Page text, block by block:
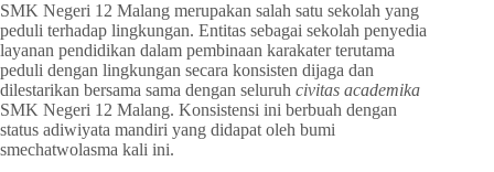
SMK Negeri 12 Malang merupakan salah satu sekolah yang
peduli terhadap lingkungan. Entitas sebagai sekolah penyedia
layanan pendidikan dalam pembinaan karakater terutama
peduli dengan lingkungan secara konsisten dijaga dan
dilestarikan bersama sama dengan seluruh civitas academika
SMK Negeri 12 Malang. Konsistensi ini berbuah dengan
status adiwiyata mandiri yang didapat oleh bumi
smechatwolasma kali ini.